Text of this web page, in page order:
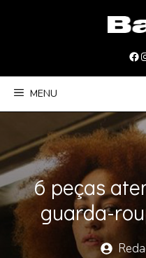
MENU
6 peças
guarda-